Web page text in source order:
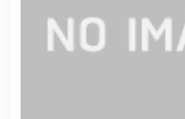
กบข. ใกล้ครู ตอน “เรื่องสำคัญที่สมา
ยมตัว”จากกองทุนบำเหน็จบำนาญข้าร